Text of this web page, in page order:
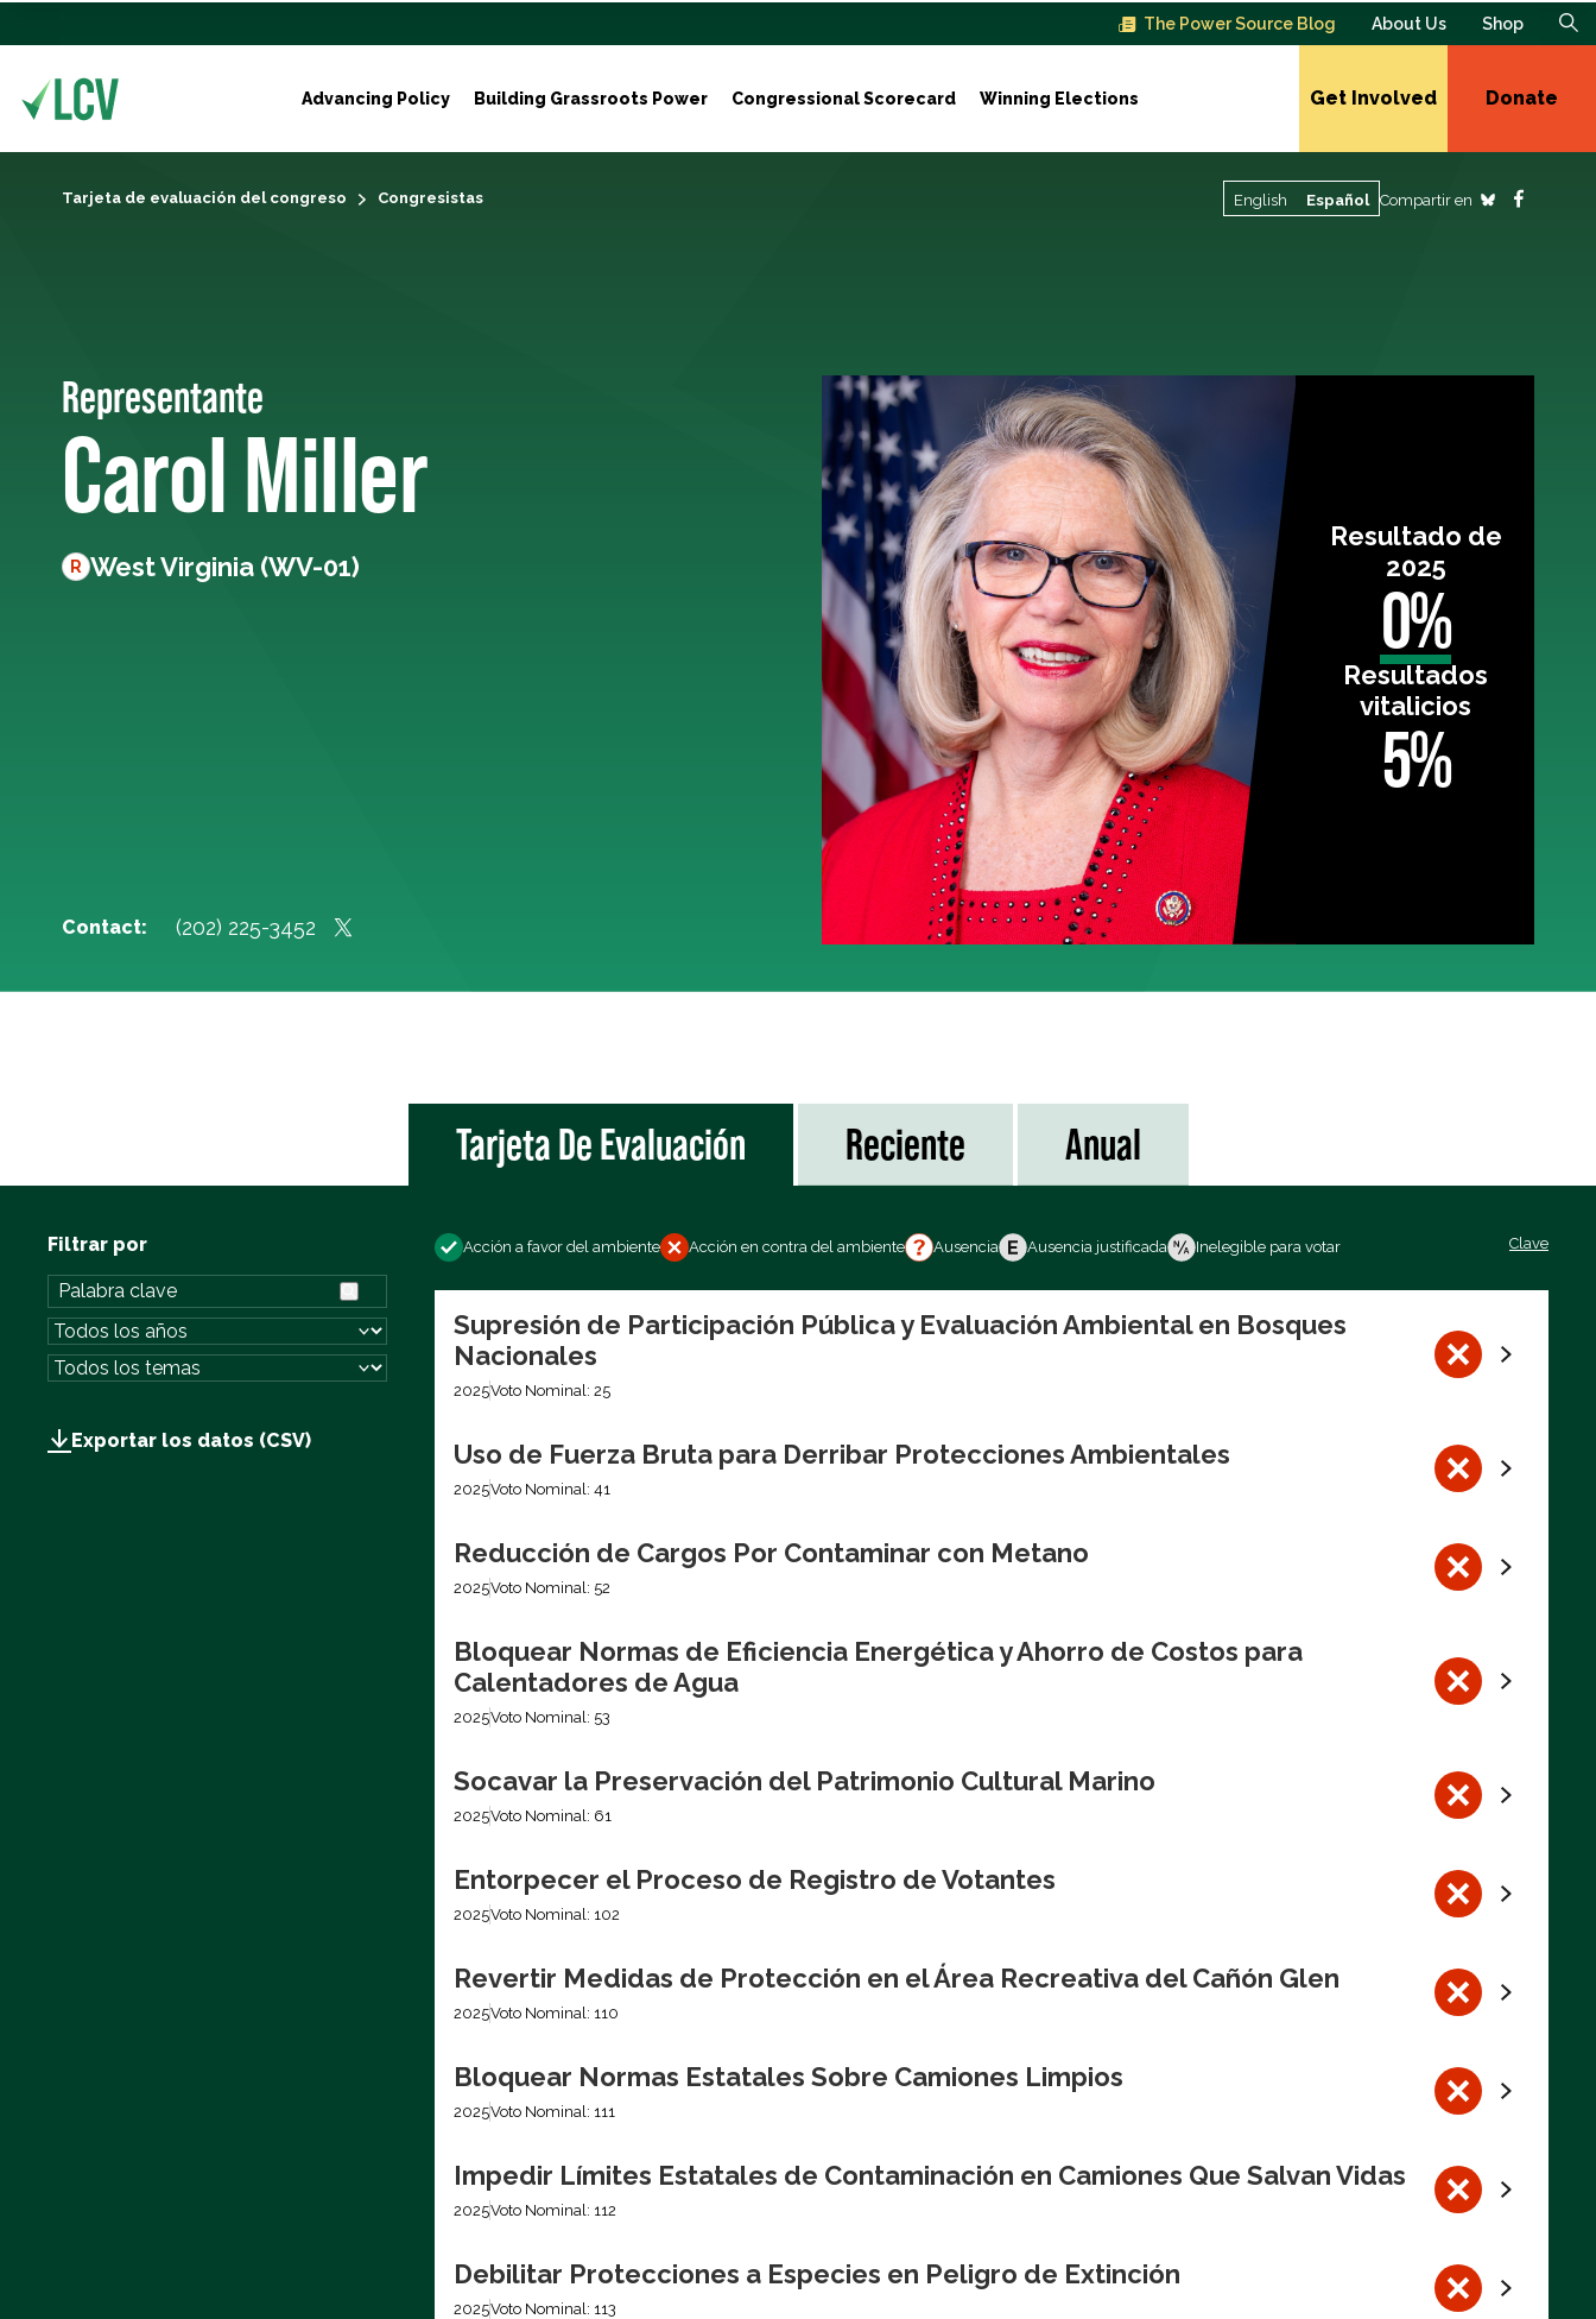
The Power Source Blog About Us Shop
Advancing Policy Building Grassroots Power Congressional Scorecard Winning Elections Get Involved Donate
Tarjeta de evaluación del congreso Congresistas English Español Compartir en
Representante
Carol Miller
R West Virginia (WV-01)
Contact: (202) 225-3452
Resultado de
2025
0%
Resultados
vitalicios
5%
Tarjeta De Evaluación Reciente Anual
Filtrar por
Exportar los datos (CSV)
Acción a favor del ambiente Acción en contra del ambiente Ausencia Ausencia justificada Inelegible para votar Clave
Supresión de Participación Pública y Evaluación Ambiental en Bosques
Nacionales
2025Voto Nominal: 25
Uso de Fuerza Bruta para Derribar Protecciones Ambientales
2025Voto Nominal: 41
Reducción de Cargos Por Contaminar con Metano
2025Voto Nominal: 52
Bloquear Normas de Eficiencia Energética y Ahorro de Costos para
Calentadores de Agua
2025Voto Nominal: 53
Socavar la Preservación del Patrimonio Cultural Marino
2025Voto Nominal: 61
Entorpecer el Proceso de Registro de Votantes
2025Voto Nominal: 102
Revertir Medidas de Protección en el Área Recreativa del Cañón Glen
2025Voto Nominal: 110
Bloquear Normas Estatales Sobre Camiones Limpios
2025Voto Nominal: 111
Impedir Límites Estatales de Contaminación en Camiones Que Salvan Vidas
2025Voto Nominal: 112
Debilitar Protecciones a Especies en Peligro de Extinción
2025Voto Nominal: 113